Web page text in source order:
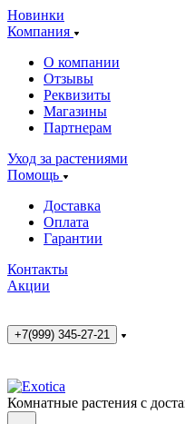
Новинки
Компания
О компании
Отзывы
Реквизиты
Магазины
Партнерам
Уход за растениями
Помощь
Доставка
Оплата
Гарантии
Контакты
Акции
+7(999) 345-27-21
Комнатные растения с